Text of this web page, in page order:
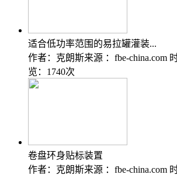
适合低功率范围的易拉罐灌装...
作者：克朗斯来源 ：fbe-china.com
览：1740次
卷盘环身贴标装置
作者：克朗斯来源 ：fbe-china.com